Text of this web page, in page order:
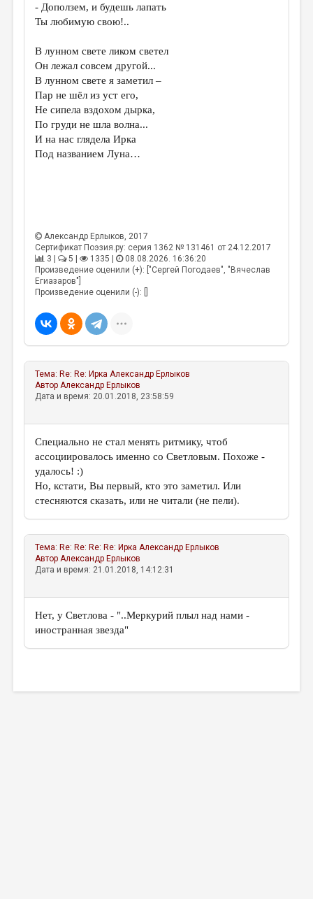
ЛИТЕРАТУРОВЕДЕНИЕ
ПУБЛИЦИСТИКА
РЕЦЕНЗИРОВАНИЕ
ЦИКЛЫ ПУБЛИКАЦИЙ
ТРЕДИАКОВСКИЙ
МЕДИА
- Доползем, и будешь лапать
Ты любимую свою!..
В лунном свете ликом светел
Он лежал совсем другой...
В лунном свете я заметил –
Пар не шёл из уст его,
Не сипела вздохом дырка,
По груди не шла волна...
И на нас глядела Ирка
Под названием Луна…
Александр Ерлыков , 2017
Сертификат Поэзия.ру: серия 1362 № 131461 от 24.12.2017
3 |
5 | 1335 |
08.08.2026. 16:36:20
Произведение оценили (+): ["Сергей Погодаев", "Вячеслав
Егиазаров"]
Произведение оценили (-): []
Тема:Re: Re: Ирка Александр Ерлыков
Автор Александр Ерлыков
Дата и время: 20.01.2018, 23:58:59
Специально не стал менять ритмику, чтоб
ассоциировалось именно со Светловым. Похоже -
удалось! :)
Но, кстати, Вы первый, кто это заметил. Или
стесняются сказать, или не читали (не пели).
Тема:Re: Re: Re: Re: Ирка Александр Ерлыков
Автор Александр Ерлыков
Дата и время: 21.01.2018, 14:12:31
Нет, у Светлова - "..Меркурий плыл над нами -
иностранная звезда"